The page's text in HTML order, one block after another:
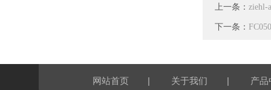
上一条： ziehl-
下一条：
网站首页 | 关于我们 | 产品